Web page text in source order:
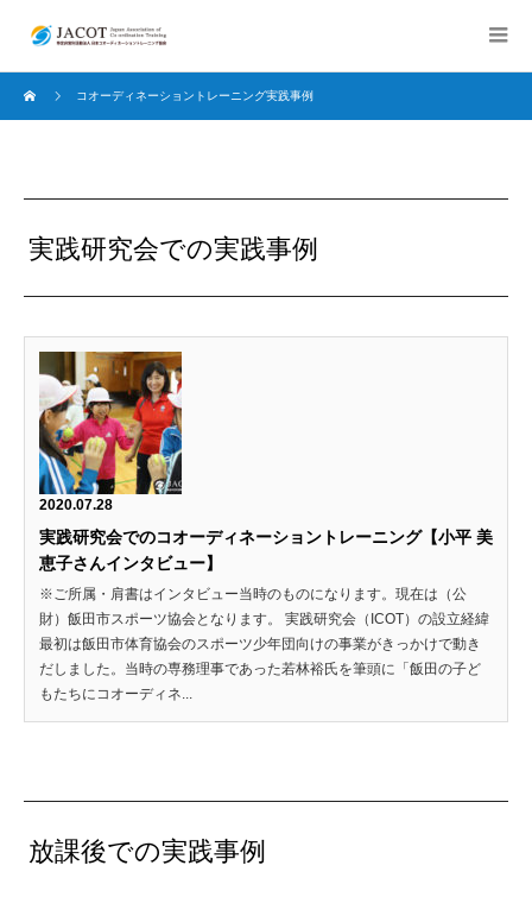
コオーディネーショントレーニング実践事例
実践研究会での実践事例
2020.07.28
実践研究会でのコオーディネーショントレーニング【小平 美
恵子さんインタビュー】
※ご所属・肩書はインタビュー当時のものになります。現在は（公
財）飯田市スポーツ協会となります。 実践研究会（ICOT）の設立経緯
最初は飯田市体育協会のスポーツ少年団向けの事業がきっかけで動き
だしました。当時の専務理事であった若林裕氏を筆頭に「飯田の子ど
もたちにコオーディネ...
放課後での実践事例